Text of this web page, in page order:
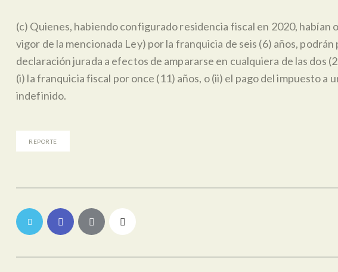
(c) Quienes, habiendo configurado residencia fiscal en 2020, habían
vigor de la mencionada Ley) por la franquicia de seis (6) años,
declaración jurada a efectos de ampararse en cualquiera de las dos
(i) la franquicia fiscal por once (11) años, o (ii) el pago del impuesto a
indefinido.
REPORTE